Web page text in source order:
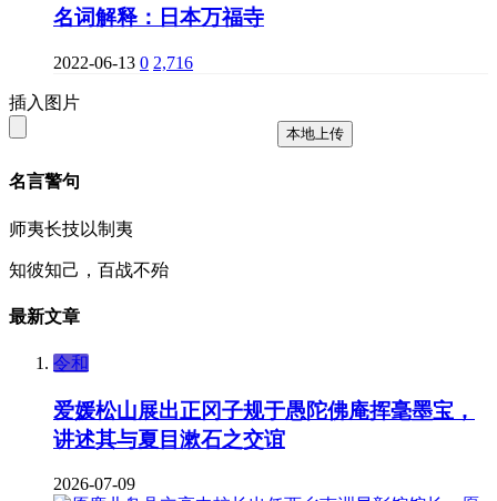
名词解释：日本万福寺
2022-06-13 0 2,716
插入图片
本地上传
名言警句
师夷长技以制夷
知彼知己，百战不殆
最新文章
令和
爱媛松山展出正冈子规于愚陀佛庵挥毫墨宝，
讲述其与夏目漱石之交谊
2026-07-09